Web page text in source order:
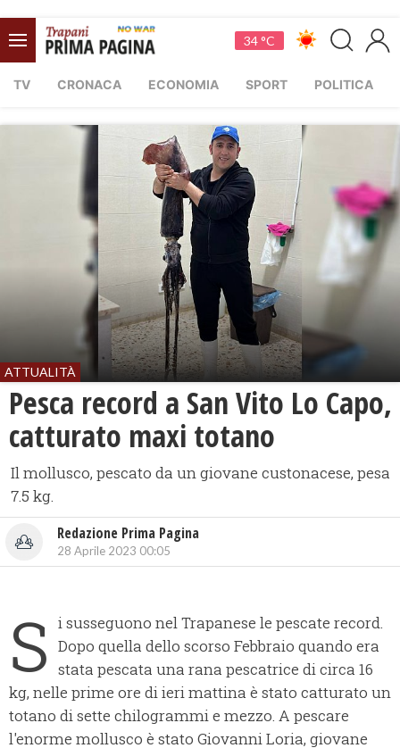
34 °C
TV CRONACA ECONOMIA SPORT POLITICA
ATTUALITÀ
Pesca record a San Vito Lo Capo,
catturato maxi totano
Il mollusco, pescato da un giovane custonacese, pesa
7.5 kg.
Redazione Prima Pagina
28 Aprile 2023 00:05
S i susseguono nel Trapanese le pescate record.
Dopo quella dello scorso Febbraio quando era
stata pescata una rana pescatrice di circa 16
kg, nelle prime ore di ieri mattina è stato catturato un
totano di sette chilogrammi e mezzo. A pescare
l'enorme mollusco è stato Giovanni Loria, giovane